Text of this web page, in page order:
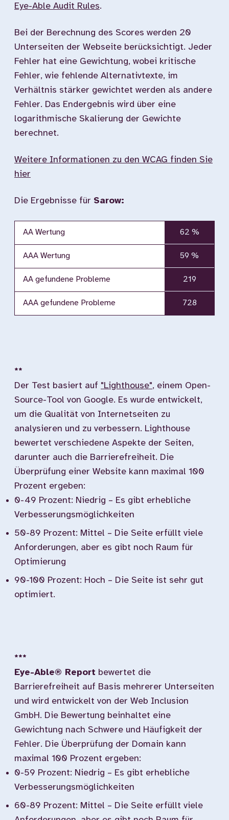
Eye-Able Audit Rules.
Bei der Berechnung des Scores werden 20
Unterseiten der Webseite berücksichtigt. Jeder
Fehler hat eine Gewichtung, wobei kritische
Fehler, wie fehlende Alternativtexte, im
Verhältnis stärker gewichtet werden als andere
Fehler. Das Endergebnis wird über eine
logarithmische Skalierung der Gewichte
berechnet.
Weitere Informationen zu den WCAG finden Sie
hier
Die Ergebnisse für Sarow:
AA Wertung 62 %
AAA Wertung 59 %
AA gefundene Probleme 219
AAA gefundene Probleme 728
**
Der Test basiert auf "Lighthouse", einem Open-
Source-Tool von Google. Es wurde entwickelt,
um die Qualität von Internetseiten zu
analysieren und zu verbessern. Lighthouse
bewertet verschiedene Aspekte der Seiten,
darunter auch die Barrierefreiheit. Die
Überprüfung einer Website kann maximal 100
Prozent ergeben:
0-49 Prozent: Niedrig – Es gibt erhebliche
Verbesserungsmöglichkeiten
50-89 Prozent: Mittel – Die Seite erfüllt viele
Anforderungen, aber es gibt noch Raum für
Optimierung
90-100 Prozent: Hoch – Die Seite ist sehr gut
optimiert.
***
Eye-Able® Report bewertet die
Barrierefreiheit auf Basis mehrerer Unterseiten
und wird entwickelt von der Web Inclusion
GmbH. Die Bewertung beinhaltet eine
Gewichtung nach Schwere und Häufigkeit der
Fehler. Die Überprüfung der Domain kann
maximal 100 Prozent ergeben:
0-59 Prozent: Niedrig – Es gibt erhebliche
Verbesserungsmöglichkeiten
60-89 Prozent: Mittel – Die Seite erfüllt viele